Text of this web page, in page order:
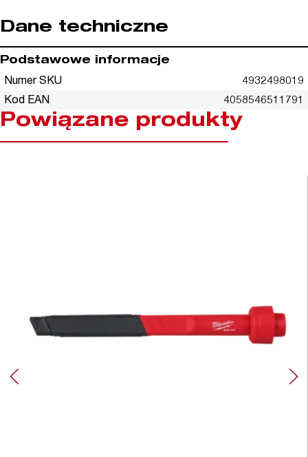
Dane techniczne
Podstawowe informacje
Numer SKU
4932498019
Kod EAN
4058546511791
Powiązane produkty